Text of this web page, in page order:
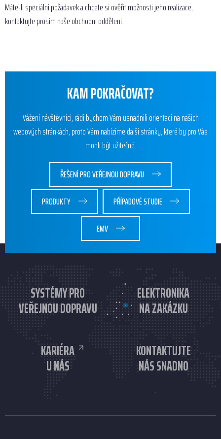
Máte-li speciální požadavek a chcete si ověřit možnosti jeho realizace,
kontaktujte prosím naše obchodní oddělení.
KAM POKRAČOVAT?
Vážení návštěvníci, rádi bychom Vám usnadnili orientaci na našich
webových stránkách, proto Vám nabízíme další stránky, které by pro Vás
mohli být užitečné.
ŘEŠENÍ PRO VEŘEJNOU DOPRAVU
PRODUKTY
PŘÍPADOVÉ STUDIE
EMV
SYSTÉMY PRO
VEŘEJNOU DOPRAVU
ELEKTRONIKA
NA ZAKÁZKU
KARIÉRA
U NÁS
KONTAKTUJTE
NÁS SNADNO